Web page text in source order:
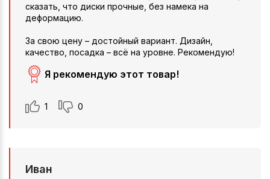
сказать, что диски прочные, без намека на
деформацию.
За свою цену – достойный вариант. Дизайн,
качество, посадка – всё на уровне. Рекомендую!
Я рекомендую этот товар!
1 0
Иван